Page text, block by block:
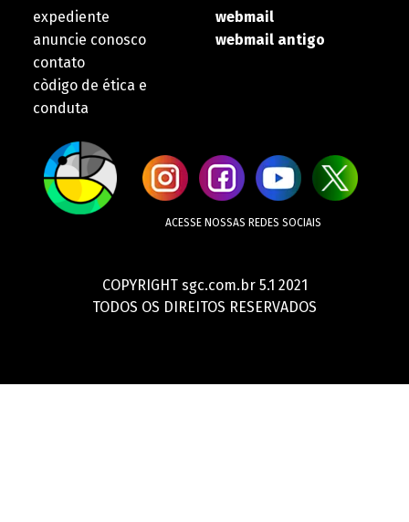
expediente
anuncie conosco
contato
còdigo de ética e
conduta
webmail
webmail antigo
ACESSE NOSSAS REDES SOCIAIS
COPYRIGHT sgc.com.br 5.1 2021
TODOS OS DIREITOS RESERVADOS